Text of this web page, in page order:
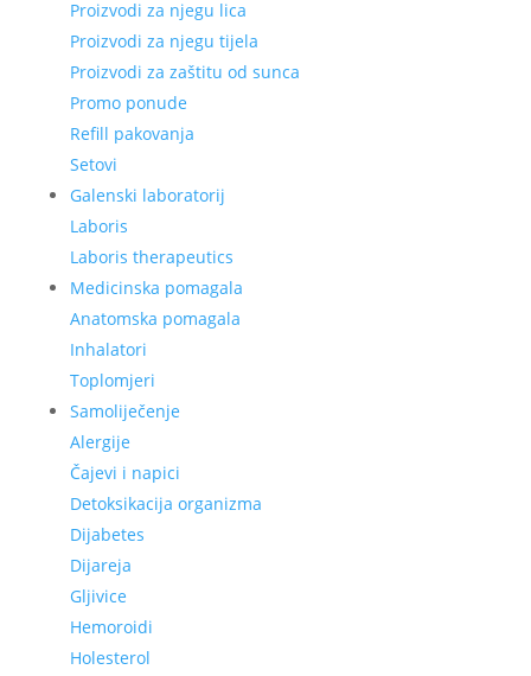
Proizvodi za njegu lica
Proizvodi za njegu tijela
Proizvodi za zaštitu od sunca
Promo ponude
Refill pakovanja
Setovi
Galenski laboratorij
Laboris
Laboris therapeutics
Medicinska pomagala
Anatomska pomagala
Inhalatori
Toplomjeri
Samoliječenje
Alergije
Čajevi i napici
Detoksikacija organizma
Dijabetes
Dijareja
Gljivice
Hemoroidi
Holesterol